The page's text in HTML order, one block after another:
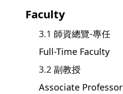
Faculty
師資總覽-專任
Full-Time Faculty
副教授
Associate Professor